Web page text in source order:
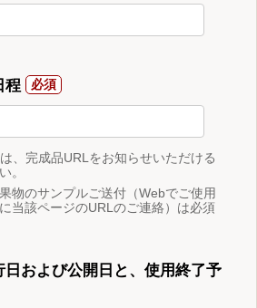
程
、完成品URLをお知らせいただける
。
物のサンプルご送付（Webでご使用
当該ページのURLのご連絡）は必須
日および公開日と、使用終了予